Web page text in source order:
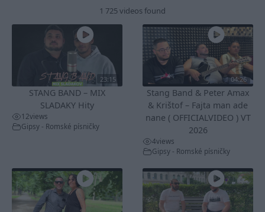
1 725 videos found
23:15
STANG BAND – MIX
SLADAKY Hity
12views
Gipsy - Romské písničky
04:26
Stang Band & Peter Amax
& Krištof – Fajta man ade
nane ( OFFICIALVIDEO ) VT
2026
4views
Gipsy - Romské písničky